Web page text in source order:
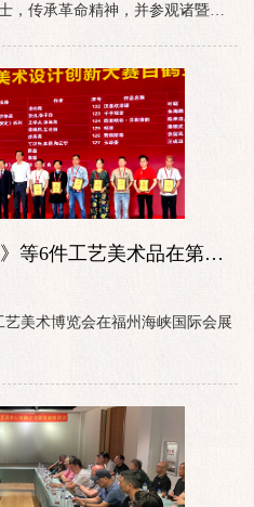
，传承革命精神，并参观诸暨璜
等6件工艺美术品在第五
美术博览会在福州海峡国际会展